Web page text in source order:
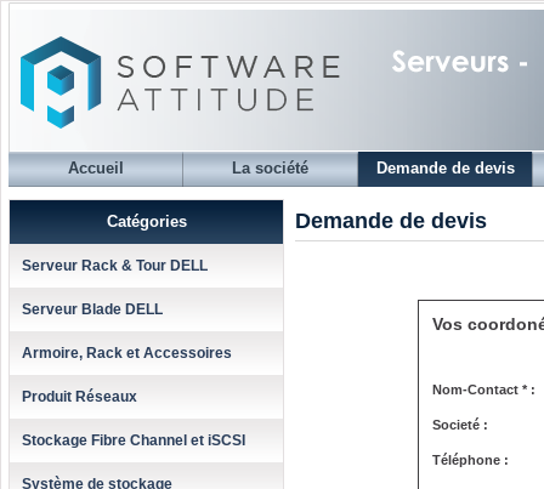
Accueil La société Demande de devis
Catégories
Serveur Rack & Tour DELL
Serveur Blade DELL
Armoire, Rack et Accessoires
Produit Réseaux
Stockage Fibre Channel et iSCSI
Système de stockage
Demande de devis
Vos
Nom-Contact * :
Societé :
Téléphone :